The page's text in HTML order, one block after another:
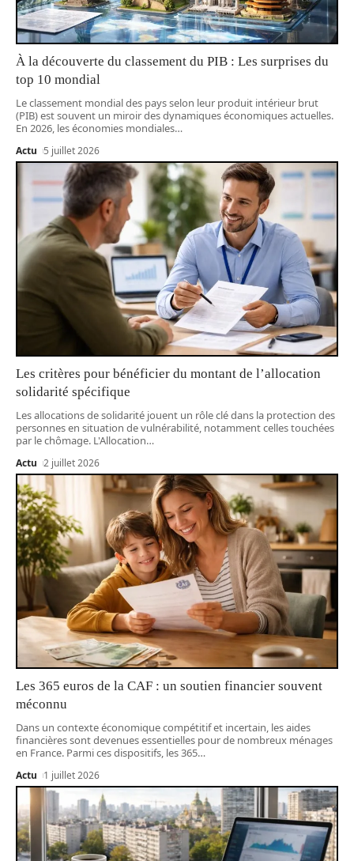
À la découverte du classement du PIB : Les surprises du
top 10 mondial
Le classement mondial des pays selon leur produit intérieur brut
(PIB) est souvent un miroir des dynamiques économiques actuelles.
En 2026, les économies mondiales…
Actu 5 juillet 2026
Les critères pour bénéficier du montant de l’allocation
solidarité spécifique
Les allocations de solidarité jouent un rôle clé dans la protection des
personnes en situation de vulnérabilité, notamment celles touchées
par le chômage. L'Allocation…
Actu 2 juillet 2026
Les 365 euros de la CAF : un soutien financier souvent
méconnu
Dans un contexte économique compétitif et incertain, les aides
financières sont devenues essentielles pour de nombreux ménages
en France. Parmi ces dispositifs, les 365…
Actu 1 juillet 2026